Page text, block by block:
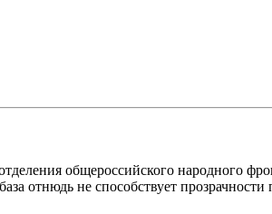
общероссийского народного
отнюдь не способствует